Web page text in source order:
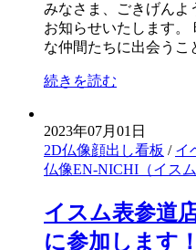
みなさま、ごきげんよ
お知らせいたします。
な仲間たちに出会うこ
続きを読む
2023年07月01日
2D仏像顔出し看板 / イ
仏像EN-NICHI（イスム
イスム表参道
に参加します！